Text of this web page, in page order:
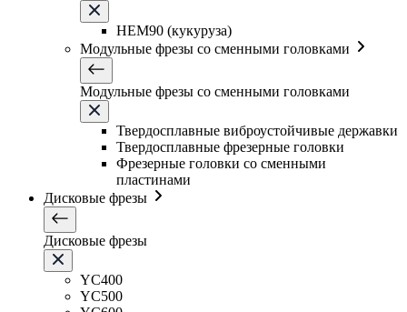
HEM90 (кукуруза)
Модульные фрезы со сменными головками
Модульные фрезы со сменными головками
Твердосплавные виброустойчивые державки
Твердосплавные фрезерные головки
Фрезерные головки со сменными
пластинами
Дисковые фрезы
Дисковые фрезы
YC400
YC500